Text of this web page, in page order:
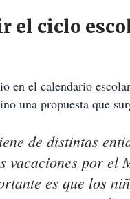
el ciclo
en el calendario
una propuesta que
de distintas
vacaciones por el
es que los